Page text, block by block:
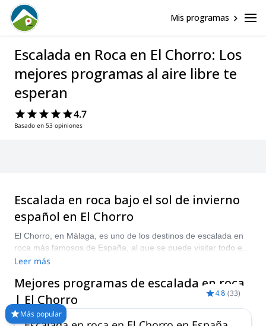
Mis programas
Escalada en Roca en El Chorro: Los
mejores programas al aire libre te
esperan
4.7
Basado en 53 opiniones
Escalada en roca bajo el sol de invierno
español en El Chorro
El Chorro, en Málaga, es uno de los destinos de escalada en
roca más famosos de España, al que se puede visitar todo el
año. La calidad de la roca aquí es fantástica, con múltiples
técnico y físico. Echa un vistazo a nuestra selección de viajes
de escalada en roca guiada en El Chorro. &nbsp;
Leer más
Mejores programas de escalada en roca
| El Chorro
Más popular
4.8 (33)